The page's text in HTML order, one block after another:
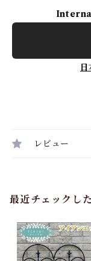
レビュー
最近チェックし